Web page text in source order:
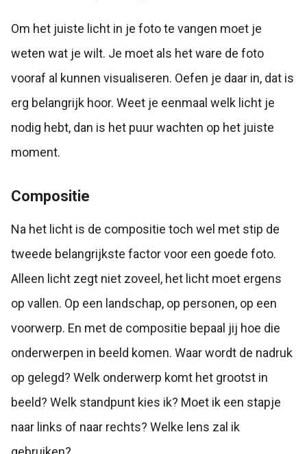
Om het juiste licht in je foto te vangen moet je
weten wat je wilt. Je moet als het ware de foto
vooraf al kunnen visualiseren. Oefen je daar in, dat is
erg belangrijk hoor. Weet je eenmaal welk licht je
nodig hebt, dan is het puur wachten op het juiste
moment.
Compositie
Na het licht is de compositie toch wel met stip de
tweede belangrijkste factor voor een goede foto.
Alleen licht zegt niet zoveel, het licht moet ergens
op vallen. Op een landschap, op personen, op een
voorwerp. En met de compositie bepaal jij hoe die
onderwerpen in beeld komen. Waar wordt de nadruk
op gelegd? Welk onderwerp komt het grootst in
beeld? Welk standpunt kies ik? Moet ik een stapje
naar links of naar rechts? Welke lens zal ik